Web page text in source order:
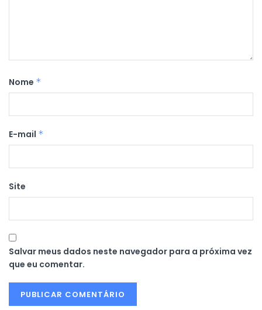
Nome *
E-mail *
Site
Salvar meus dados neste navegador para a próxima vez
que eu comentar.